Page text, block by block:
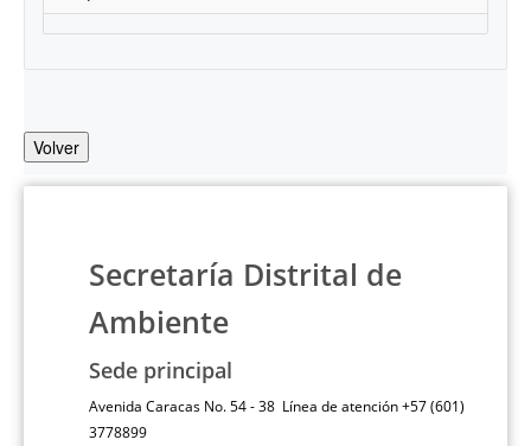
Volver
Secretaría Distrital de
Ambiente
Sede principal
Avenida Caracas No. 54 - 38 Línea de atención +57 (601)
3778899